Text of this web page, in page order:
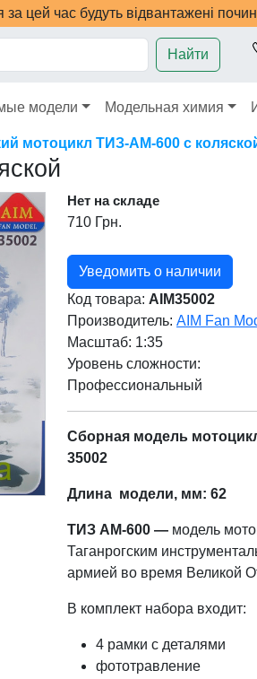
цей час будуть відвантажені
Найти
модели Модельная химия
мотоцикл ТИЗ-АМ-600 с
Нет на складе
710 Грн.
Уведомить о наличии
Код товара: AIM35002
Производитель: AIM Fan
Масштаб: 1:35
Уровень сложности:
Профессиональный
Сборная модель
35002
Длина модели, мм: 62
ТИЗ АМ-600 — модель
Таганрогским
армией во время Великой
В комплект набора входит:
4 рамки с деталями
фототравление